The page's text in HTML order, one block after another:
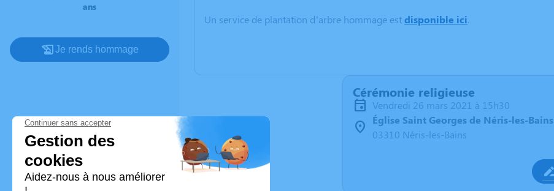
ans
Je rends hommage
Un service de plantation d’arbre hommage estdisponible ici.
Cérémonie religieuse
vendredi 26 mars 2021 à 15h30
Église Saint Georges de Néris-les-Bains
03310 Néris-les-Bains